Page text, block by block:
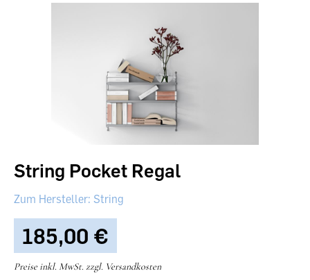
String Pocket Regal
String
185,00 €‎
Preise inkl. MwSt. zzgl. Versandkosten